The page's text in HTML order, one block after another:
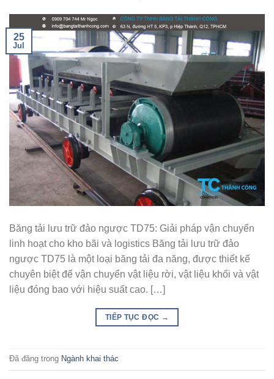
25
Jul
Băng tải lưu trữ đảo ngược TD75: Giải pháp vận chuyển
linh hoạt cho kho bãi và logistics Băng tải lưu trữ đảo
ngược TD75 là một loại băng tải đa năng, được thiết kế
chuyên biệt để vận chuyển vật liệu rời, vật liệu khối và vật
liệu đóng bao với hiệu suất cao. […]
TIẾP TỤC ĐỌC →
Đã đăng trong Ngành khai thác